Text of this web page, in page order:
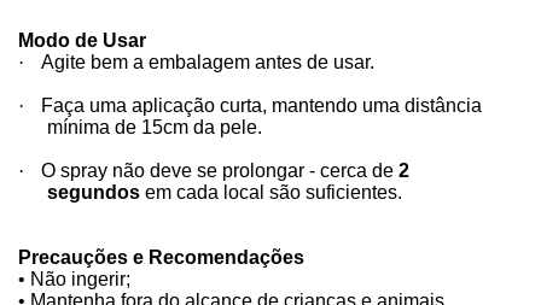
Modo de Usar
·
Agite bem a embalagem antes de usar.
·
Faça uma aplicação curta, mantendo uma distância
mínima de 15cm da pele.
· O spray não deve se prolongar - cerca de 2
segundos em cada local são suficientes.
Precauções e Recomendações
• Não ingerir;